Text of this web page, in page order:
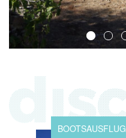
BOOTSAUSFLUG